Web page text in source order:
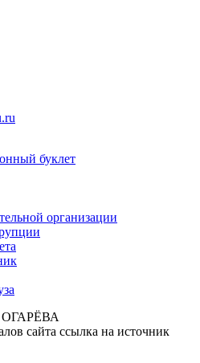
буклет
организации
ОГАРЁВА
сайта ссылка на источник